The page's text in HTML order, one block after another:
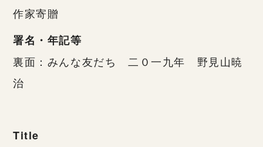
作家寄贈
署名・年記等
裏面：みんな友だち 二０一九年 野見山暁
治
Title